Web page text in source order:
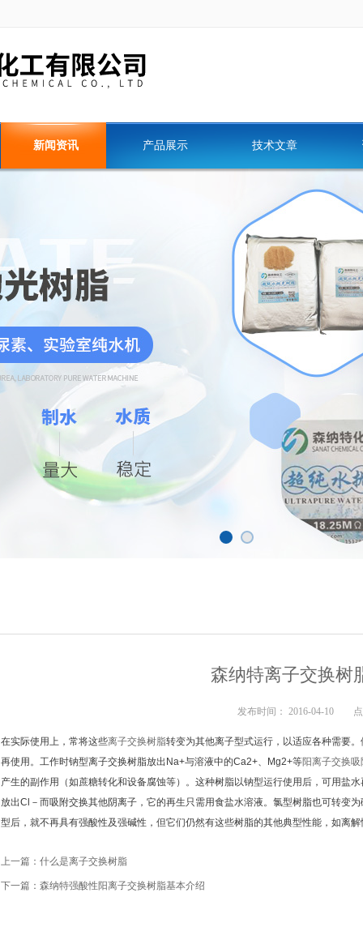
新闻资讯 产品展示 技术文章
森纳特离子交换树
发布时间： 2016-04-10 点
在实际使用上，常将这些离子交换树脂转变为其他离子型式运行，以适应各种需要。
再使用。工作时钠型离子交换树脂放出Na+与溶液中的Ca2+、Mg2+等阳离子交换
产生的副作用（如蔗糖转化和设备腐蚀等）。这种树脂以钠型运行使用后，可用盐
放出Cl－而吸附交换其他阴离子，它的再生只需用食盐水溶液。氯型树脂也可转变
型后，就不再具有强酸性及强碱性，但它们仍然有这些树脂的其他典型性能，如离解
上一篇： 什么是离子交换树脂
下一篇： 森纳特强酸性阳离子交换树脂基本介绍